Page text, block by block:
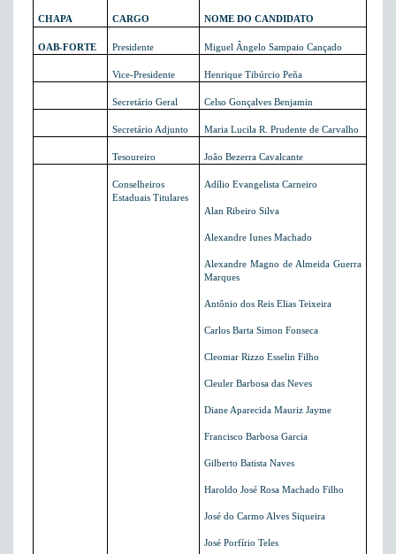
CHAPA CARGO NOME DO CANDIDATO
OAB-FORTE Presidente Miguel Ângelo Sampaio Cançado
Vice-Presidente Henrique Tibúrcio Peña
Secretário Geral Celso Gonçalves Benjamin
Secretário Adjunto Maria Lucila R. Prudente de Carvalho
Tesoureiro João Bezerra Cavalcante
Conselheiros
Estaduais Titulares
Adílio Evangelista Carneiro
Alan Ribeiro Silva
Alexandre Iunes Machado
Alexandre Magno de Almeida Guerra
Marques
Antônio dos Reis Elias Teixeira
Carlos Barta Simon Fonseca
Cleomar Rizzo Esselin Filho
Cleuler Barbosa das Neves
Diane Aparecida Mauriz Jayme
Francisco Barbosa Garcia
Gilberto Batista Naves
Haroldo José Rosa Machado Filho
José do Carmo Alves Siqueira
José Porfírio Teles